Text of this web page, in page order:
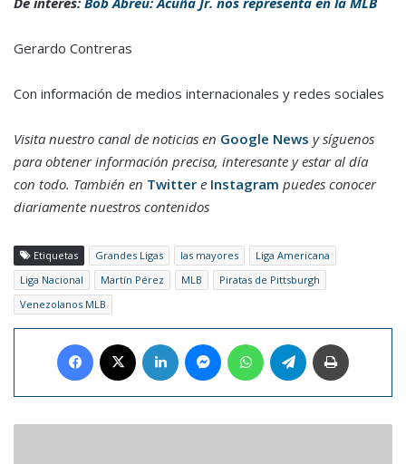
Gerardo Contreras
Con información de medios internacionales y redes sociales
Visita nuestro canal de noticias en Google News y síguenos
para obtener información precisa, interesante y estar al día
con todo. También en Twitter e Instagram puedes conocer
diariamente nuestros contenidos
Etiquetas Grandes Ligas las mayores
Liga Americana
Liga Nacional
Martín Pérez MLB
Piratas de Pittsburgh
Venezolanos MLB
Facebook LinkedIn MessengerWhatsAppTelegram